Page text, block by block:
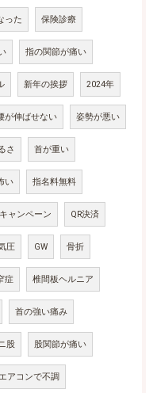
った 保険診療
指の関節が痛い
新年の挨拶 2024年
が伸ばせない 姿勢が悪い
さ 首が重い
い 指名料無料
ャンペーン QR決済
圧 GW 骨折
症 椎間板ヘルニア
首の強い痛み
股 股関節が痛い
アコンで不調